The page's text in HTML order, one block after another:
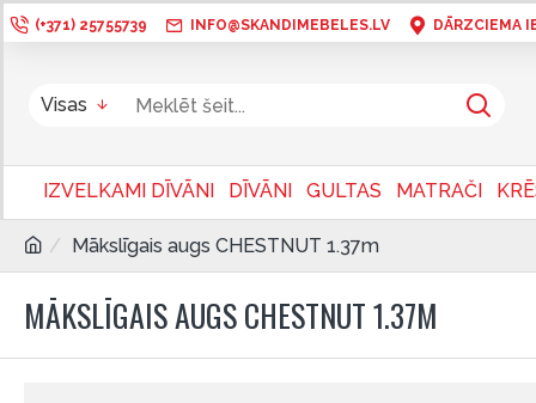
(+371) 25755739 INFO@SKANDIMEBELES.LV DĀRZCIEMA
Visas
IZVELKAMI DĪVĀNI DĪVĀNI GULTAS MATRAČI
Mākslīgais augs CHESTNUT 1.37m
MĀKSLĪGAIS AUGS CHESTNUT 1.37M